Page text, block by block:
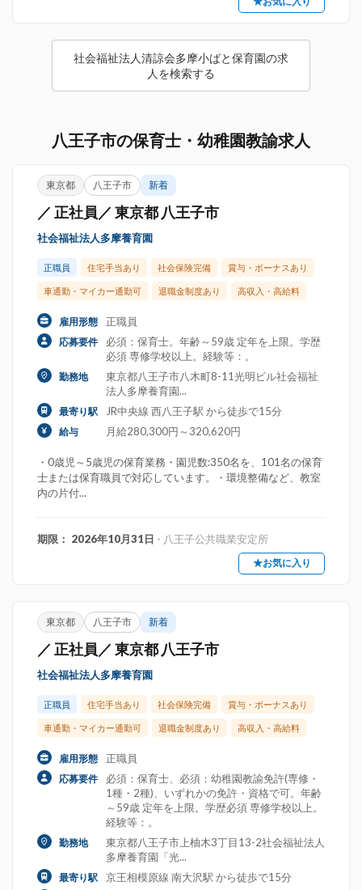
社会福祉法人清諒会多摩小ばと保育園の求
人を検索する
八王子市の保育士・幼稚園教諭求人
東京都 八王子市 新着
／ 正社員／ 東京都 八王子市
社会福祉法人多摩養育園
正職員 住宅手当あり 社会保険完備 賞与・ボーナスあり
車通勤・マイカー通勤可 退職金制度あり 高収入・高給料
雇用形態 正職員
応募要件
必須：保育士。年齢～59歳 定年を上限。学歴
必須 専修学校以上。経験等：。
勤務地
東京都八王子市八木町8-11光明ビル社会福祉
法人多摩養育園...
最寄り駅 JR中央線 西八王子駅 から徒歩で15分
給与 月給280,300円～320,620円
・0歳児～5歳児の保育業務・園児数:350名を、101名の保育
士または保育職員で対応しています。・環境整備など、教室
内の片付...
期限： 2026年10月31日 - 八王子公共職業安定所
★お気に入り
東京都 八王子市 新着
／ 正社員／ 東京都 八王子市
社会福祉法人多摩養育園
正職員 住宅手当あり 社会保険完備 賞与・ボーナスあり
車通勤・マイカー通勤可 退職金制度あり 高収入・高給料
雇用形態 正職員
応募要件
必須：保育士、必須：幼稚園教諭免許(専修・
1種・2種)、いずれかの免許・資格で可。年齢
～59歳 定年を上限。学歴必須 専修学校以上。
経験等：。
勤務地
東京都八王子市上柚木3丁目13-2社会福祉法人
多摩養育園「光...
最寄り駅 京王相模原線 南大沢駅 から徒歩で15分